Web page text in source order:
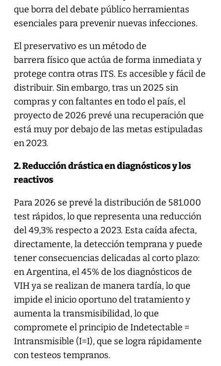
que borra del debate público herramientas
esenciales para prevenir nuevas infecciones.
El preservativo es un método de
barrera físico que actúa de forma inmediata y
protege contra otras ITS. Es accesible y fácil de
distribuir. Sin embargo, tras un 2025 sin
compras y con faltantes en todo el país, el
proyecto de 2026 prevé una recuperación que
está muy por debajo de las metas estipuladas
en 2023.
2. Reducción drástica en diagnósticos y los
reactivos
Para 2026 se prevé la distribución de 581.000
test rápidos, lo que representa una reducción
del 49,3% respecto a 2023. Esta caída afecta,
directamente, la detección temprana y puede
tener consecuencias delicadas al corto plazo:
en Argentina, el 45% de los diagnósticos de
VIH ya se realizan de manera tardía, lo que
impide el inicio oportuno del tratamiento y
aumenta la transmisibilidad, lo que
compromete el principio de Indetectable =
Intransmisible (I=I), que se logra rápidamente
con testeos tempranos.